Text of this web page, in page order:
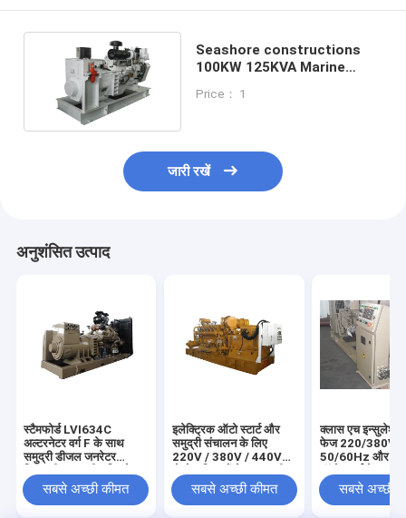
Seashore constructions
100KW 125KVA Marine
Marathon alternator
Price： 1
जारी रखें
अनुशंसित उत्पाद
स्टैमफोर्ड LVI634C
अल्टरनेटर वर्ग F के साथ
समुद्री डीजल जनरेटर
लिए तापमान वृद्धि और
इलेक्ट्रिक ऑटो स्टार्ट
सबसे अच्छी कीमत
इलेक्ट्रिक ऑटो स्टार्ट और
समुद्री संचालन के लिए
220V / 380V / 440V
थ्री-फेज मरीन डीजल
जनरेटर यूनिट
सबसे अच्छी कीमत
क्लास एच इन्सुलेशन
फेज 220/380V
50/60Hz और
डीजल जनरेटर
सबसे अच्छी